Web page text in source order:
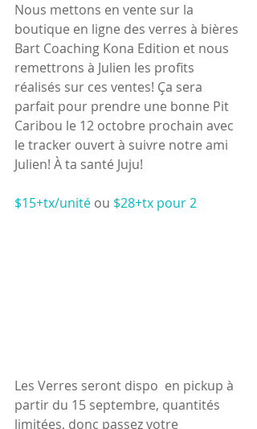
Nous mettons en vente sur la
boutique en ligne des verres à bières
Bart Coaching Kona Edition et nous
remettrons à Julien les profits
réalisés sur ces ventes! Ça sera
parfait pour prendre une bonne Pit
Caribou le 12 octobre prochain avec
le tracker ouvert à suivre notre ami
Julien! À ta santé Juju!
$15+tx/unité ou $28+tx pour 2
Les Verres seront dispo  en pickup à
partir du 15 septembre, quantités
limitées, donc passez votre